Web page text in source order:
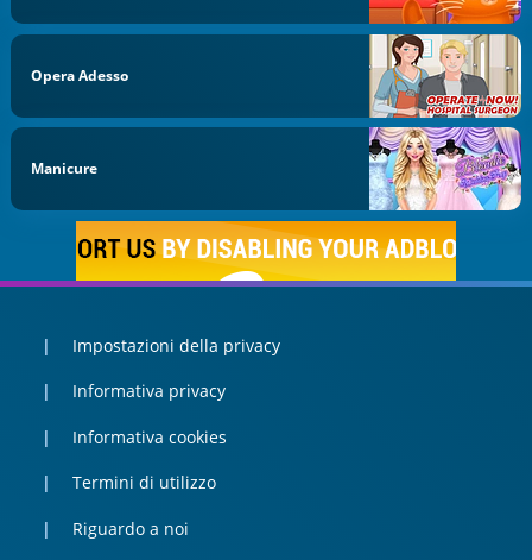
Opera Adesso
Manicure
Impostazioni della privacy
Informativa privacy
Informativa cookies
Termini di utilizzo
Riguardo a noi